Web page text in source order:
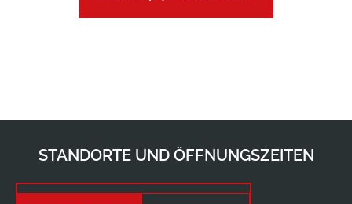
STANDORTE UND ÖFFNUNGSZEITEN